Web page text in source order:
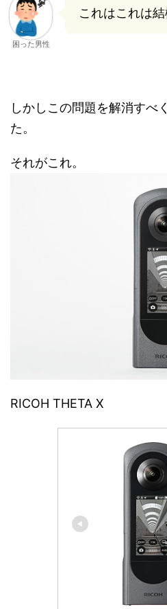
困った男性
これはこれは結
しかしこの問題を解消すべ
た。
それがこれ。
RICOH THETA X